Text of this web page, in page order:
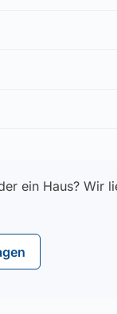
ein Haus? Wir